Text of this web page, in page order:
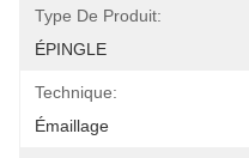
Type De Produit:
ÉPINGLE
Technique:
Émaillage